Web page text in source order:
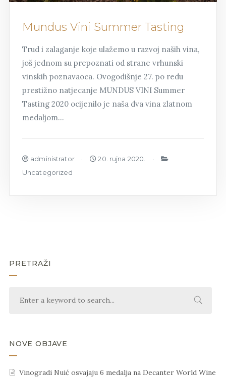
Mundus Vini Summer Tasting
Trud i zalaganje koje ulažemo u razvoj naših vina,
još jednom su prepoznati od strane vrhunski
vinskih poznavaoca. Ovogodišnje 27. po redu
prestižno natjecanje MUNDUS VINI Summer
Tasting 2020 ocijenilo je naša dva vina zlatnom
medaljom…
administrator
20. rujna 2020.
Uncategorized
PRETRAŽI
NOVE OBJAVE
Vinogradi Nuić osvajaju 6 medalja na Decanter World Wine